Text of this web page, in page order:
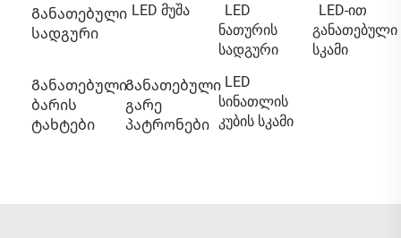
Განათებული
სადგური
LED მუშა
LED
ნათურის
სადგური
LED-ით
განათებული
სკამი
Განათებული
ბარის
ტახტები
Განათებული
გარე
პატრონები
LED
სინათლის
კუბის სკამი